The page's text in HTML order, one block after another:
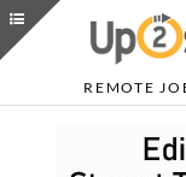
REMOTE